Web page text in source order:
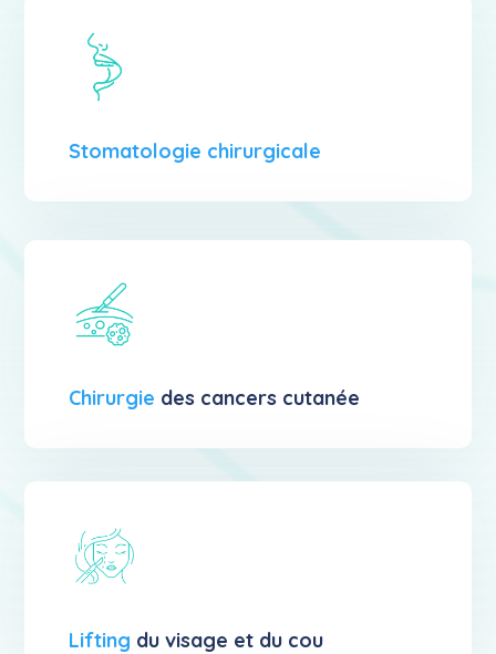
Stomatologie chirurgicale
Chirurgie des cancers cutanée
Lifting du visage et du cou